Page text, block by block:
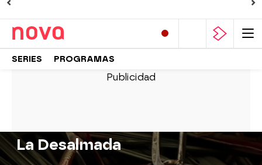
SERIES PROGRAMAS
La Desalmada